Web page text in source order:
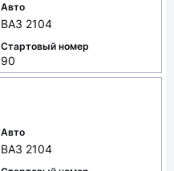
Авто
ВАЗ 2104
Стартовый номер
90
Авто
ВАЗ 2104